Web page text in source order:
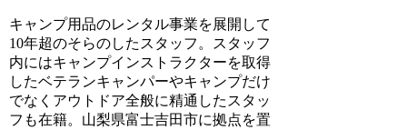
キャンプ用品のレンタル事業を展開して
10年超のそらのしたスタッフ。スタッフ
内にはキャンプインストラクターを取得
したベテランキャンパーやキャンプだけ
でなくアウトドア全般に精通したスタッ
フも在籍。山梨県富士吉田市に拠点を置